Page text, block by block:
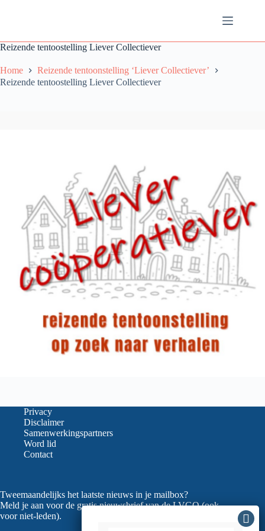
Reizende tentoostelling Liever Collectiever
Home
Reizende tentoonstelling ‘Liever Collectiever’
Reizende tentoostelling Liever Collectiever
Privacy
Disclaimer
Samenwerkingspartners
Word lid
Contact
Tweemaandelijks het laatste nieuws in je mailbox?
Meld je aan voor de gratis nieuwsbrief van de LVGO (ook
voor niet-leden).